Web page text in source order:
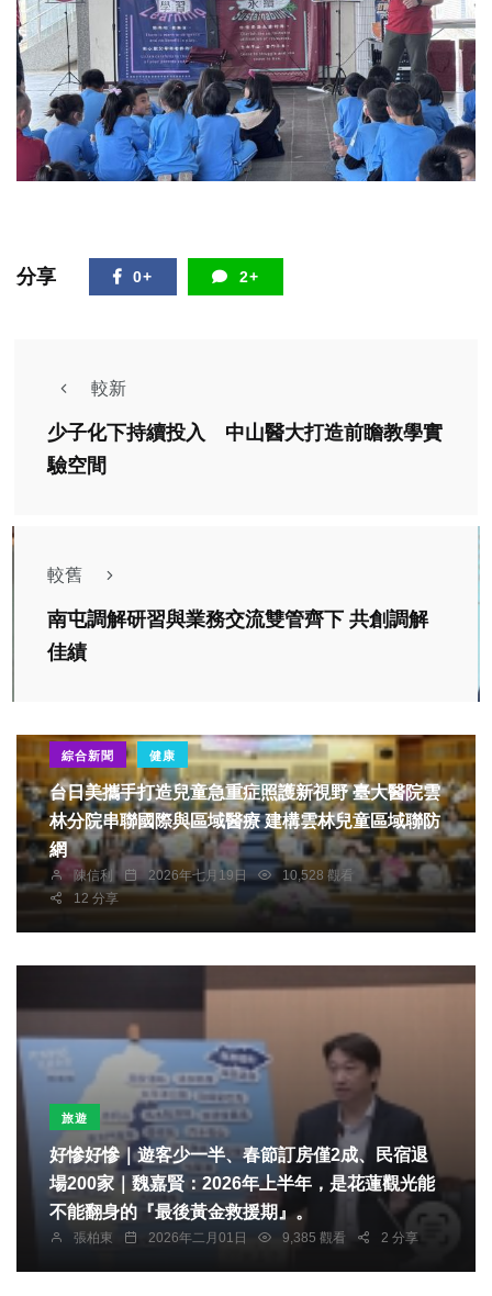
分享 0+ 2+
較新
少子化下持續投入 中山醫大打造前瞻教學實
驗空間
較舊
南屯調解研習與業務交流雙管齊下 共創調解
佳績
綜合新聞 健康
台日美攜手打造兒童急重症照護新視野 臺大醫院雲
林分院串聯國際與區域醫療 建構雲林兒童區域聯防
網
陳信利 2026年七月19日
10,528 觀看
12 分享
旅遊
好慘好慘｜遊客少一半、春節訂房僅2成、民宿退
場200家｜魏嘉賢：2026年上半年，是花蓮觀光能
不能翻身的『最後黃金救援期』。
張柏東 2026年二月01日 9,385 觀看 2 分享